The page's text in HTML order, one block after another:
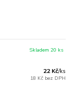
22 Kč/ks
18 Kč bez DPH
Skladem 20 ks